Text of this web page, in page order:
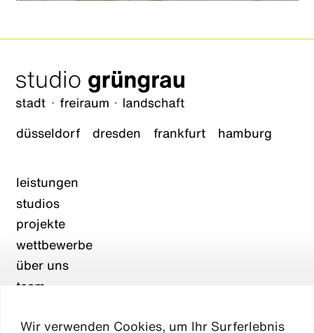
Wir verwenden Cookies, um Ihr Surferlebnis
düsseldorf dresden frankfurt hamburg
leistungen
studios
projekte
wettbewerbe
über uns
team
aktuelles